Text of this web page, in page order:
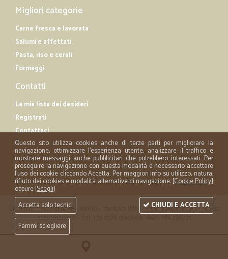
Migliori categorie
Carne fresca e lavorata
Salumi e affettati
Pasta, riso e cerali
Formaggi
Contatti
La mia lista dei desideri
Registrati
Contattaci
Cicalia srl - via Acerbi 35 - 46100 - Mantova (MN) - P.iva 02508120207 - C.Fisc
02508120207 - Tel. +39 0376 1590669 - REA: MN 258721
Questo sito utilizza cookies anche di terze parti per migliorare la
navigazione, ottimizzare l'esperienza utente, analizzare il traffico e
mostrare messaggi anche pubblicitari che potrebbero interessati. Per
proseguire la navigazione con questa modalità è necessario accettare
l'uso dei cookie cliccando Accetta. Per maggiori info su utilizzo, natura,
rifiuto dei cookies e modalità alternative di navigazione: [Cookie Policy]
oppure [Scegli]
Accetta solo tecnici
Fammi sciegliere
CHIUDI E ACCETTA